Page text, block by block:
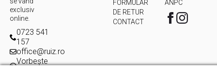
exclusiv
online.
0723 541
157
office@ruiz.ro
Vorbește
FORMULAR
DE RETUR
CONTACT
ANPC